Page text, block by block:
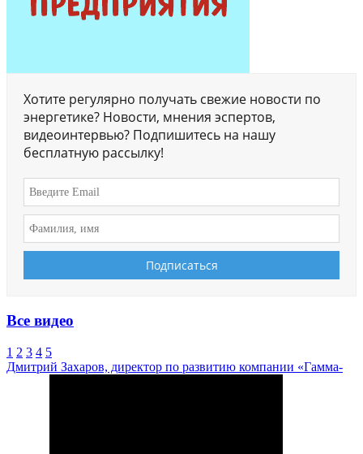
Хотите регулярно получать свежие новости по
энергетике? Новости, мнения эспертов,
видеоинтервью? Подпишитесь на нашу
бесплатную рассылку!
Все видео
1 2 3 4 5
Дмитрий Захаров, директор по развитию компании «Гамма-